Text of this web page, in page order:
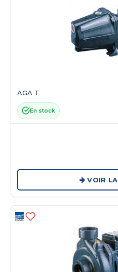
AGA T
En stock
VOIR